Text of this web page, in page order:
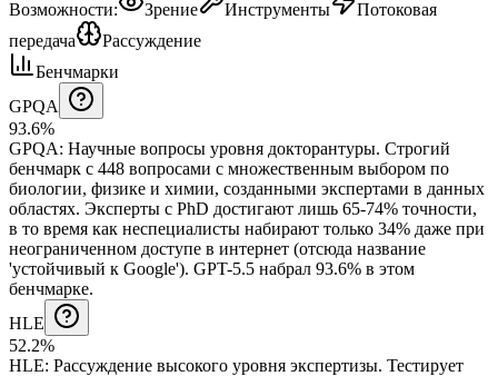
Возможности: Зрение Инструменты
Потоковая
передача
Рассуждение
Бенчмарки
GPQA
93.6%
GPQA: Научные вопросы уровня докторантуры. Строгий
бенчмарк с 448 вопросами с множественным выбором по
биологии, физике и химии, созданными экспертами в данных
областях. Эксперты с PhD достигают лишь 65-74% точности,
в то время как неспециалисты набирают только 34% даже при
неограниченном доступе в интернет (отсюда название
'устойчивый к Google'). GPT-5.5 набрал 93.6% в этом
бенчмарке.
HLE
52.2%
HLE: Рассуждение высокого уровня экспертизы. Тестирует